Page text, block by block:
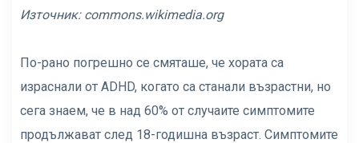
Източник: commons.wikimedia.org
По-рано погрешно се смяташе, че хората са
израснали от ADHD, когато са станали възрастни, но
сега знаем, че в над 60% от случаите симптомите
продължават след 18-годишна възраст. Симптомите